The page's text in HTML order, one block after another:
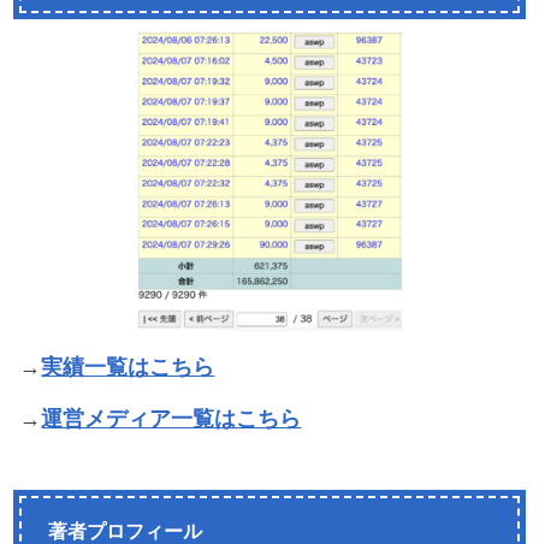
→実績一覧はこちら
→運営メディア一覧はこちら
著者プロフィール